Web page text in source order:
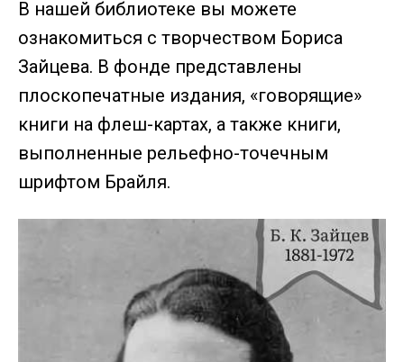
В нашей библиотеке вы можете
ознакомиться с творчеством Бориса
Зайцева. В фонде представлены
плоскопечатные издания, «говорящие»
книги на флеш-картах, а также книги,
выполненные рельефно-точечным
шрифтом Брайля.